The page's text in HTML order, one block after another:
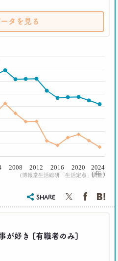
との出会いかた
一・内向き志向はアメリカだ
る、｢新しい大人の関係性消
ってごらんなさい。あなたが
タを見る
( 年 )
(博報堂生活総研「生活定点」調査)
2008 2012 2016 2020 2024
SHARE
が好き [有職者のみ]